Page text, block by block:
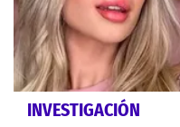
INVESTIGACIÓN